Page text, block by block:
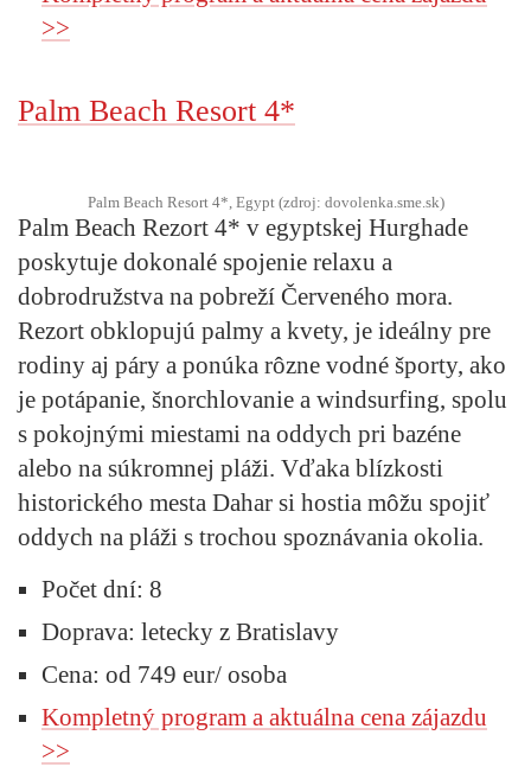
>>
Palm Beach Resort 4*
Palm Beach Resort 4*, Egypt (zdroj: dovolenka.sme.sk)
Palm Beach Rezort 4* v egyptskej Hurghade
poskytuje dokonalé spojenie relaxu a
dobrodružstva na pobreží Červeného mora.
Rezort obklopujú palmy a kvety, je ideálny pre
rodiny aj páry a ponúka rôzne vodné športy, ako
je potápanie, šnorchlovanie a windsurfing, spolu
s pokojnými miestami na oddych pri bazéne
alebo na súkromnej pláži. Vďaka blízkosti
historického mesta Dahar si hostia môžu spojiť
oddych na pláži s trochou spoznávania okolia.
Počet dní: 8
Doprava: letecky z Bratislavy
Cena: od 749 eur/ osoba
Kompletný program a aktuálna cena zájazdu
>>